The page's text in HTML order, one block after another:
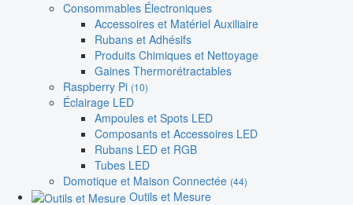
Consommables Électroniques
Accessoires et Matériel Auxiliaire
Rubans et Adhésifs
Produits Chimiques et Nettoyage
Gaines Thermorétractables
Raspberry Pi (10)
Éclairage LED
Ampoules et Spots LED
Composants et Accessoires LED
Rubans LED et RGB
Tubes LED
Domotique et Maison Connectée (44)
Outils et Mesure